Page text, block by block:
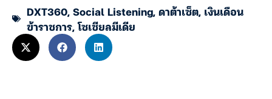
DXT360,Social Listening,ดาต้าเซ็ต, เงินเดือน
ข้าราชการ,โซเชียลมีเดีย